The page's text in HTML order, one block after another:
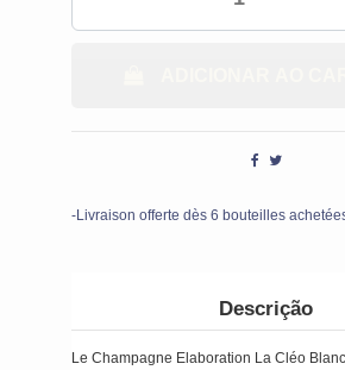
-Livraison offerte dès 6 bouteilles
Descrição
Le Champagne Elaboration La Cléo